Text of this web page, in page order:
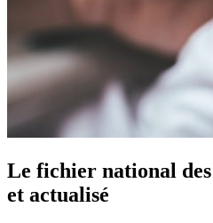
Le fichier national
et actualisé